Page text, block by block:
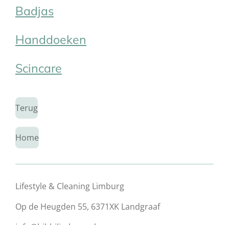
Badjas
Handdoeken
Scincare
Terug
Home
Lifestyle & Cleaning Limburg
Op de Heugden 55, 6371XK Landgraaf